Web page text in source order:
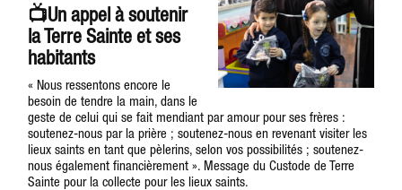
📺Un appel à soutenir
la Terre Sainte et ses
habitants
« Nous ressentons encore le
besoin de tendre la main, dans le
geste de celui qui se fait mendiant par amour pour ses frères :
soutenez-nous par la prière ; soutenez-nous en revenant visiter les
lieux saints en tant que pèlerins, selon vos possibilités ; soutenez-
nous également financièrement ». Message du Custode de Terre
Sainte pour la collecte pour les lieux saints.